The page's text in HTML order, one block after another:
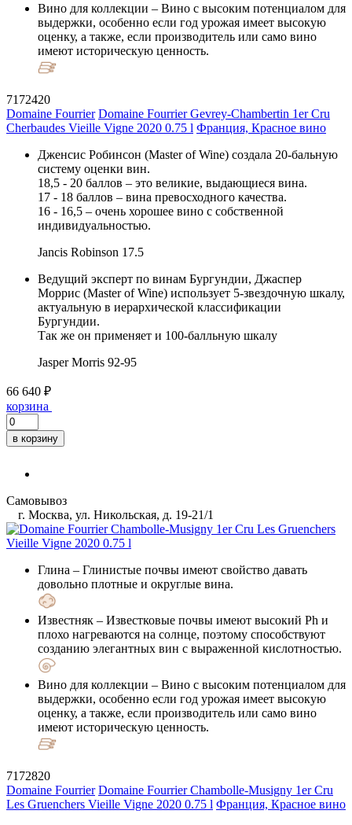
Вино для коллекции – Вино с высоким потенциалом для
выдержки, особенно если год урожая имеет высокую
оценку, а также, если производитель или само вино
имеют историческую ценность.
7172420
Domaine Fourrier Domaine Fourrier Gevrey-Chambertin 1er Cru
Cherbaudes Vieille Vigne 2020 0.75 l Франция, Красное вино
Дженсис Робинсон (Master of Wine) создала 20-бальную
систему оценки вин.
18,5 - 20 баллов – это великие, выдающиеся вина.
17 - 18 баллов – вина превосходного качества.
16 - 16,5 – очень хорошее вино с собственной
индивидуальностью.
Jancis Robinson 17.5
Ведущий эксперт по винам Бургундии, Джаспер
Моррис (Master of Wine) использует 5-звездочную шкалу,
актуальную в иерархической классификации
Бургундии.
Так же он применяет и 100-балльную шкалу
Jasper Morris 92-95
66 640 ₽
корзина
в корзину
Самовывоз
г. Москва, ул. Никольская, д. 19-21/1
Глина – Глинистые почвы имеют свойство давать
довольно плотные и округлые вина.
Известняк – Известковые почвы имеют высокий Ph и
плохо нагреваются на солнце, поэтому способствуют
созданию элегантных вин с выраженной кислотностью.
Вино для коллекции – Вино с высоким потенциалом для
выдержки, особенно если год урожая имеет высокую
оценку, а также, если производитель или само вино
имеют историческую ценность.
7172820
Domaine Fourrier Domaine Fourrier Chambolle-Musigny 1er Cru
Les Gruenchers Vieille Vigne 2020 0.75 l Франция, Красное вино